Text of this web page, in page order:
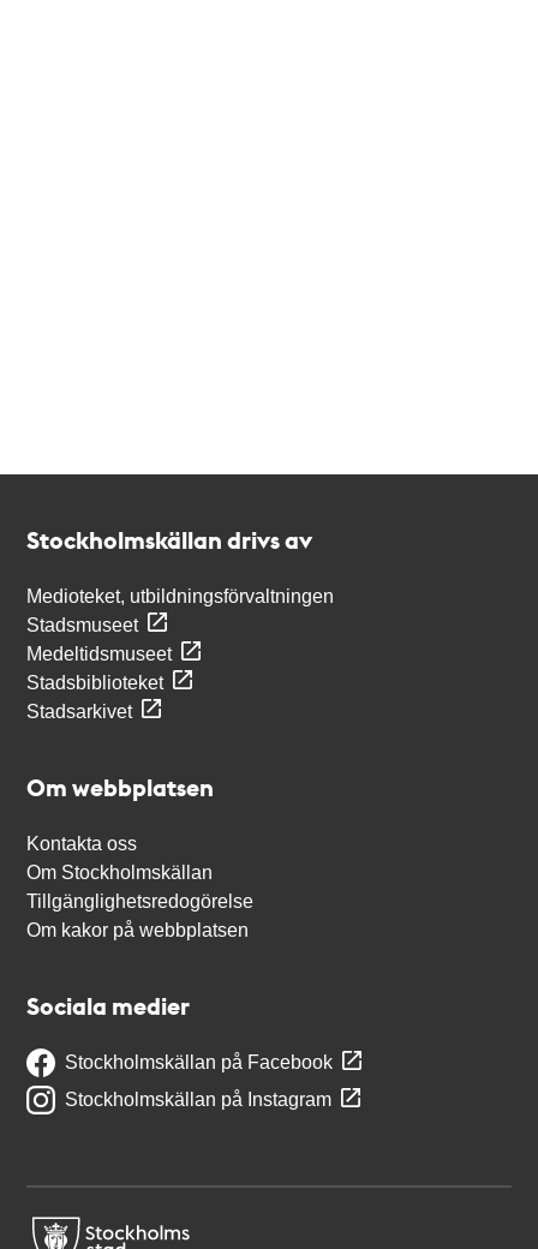
Stockholmskällan drivs av
Medioteket, utbildningsförvaltningen
Stadsmuseet
Medeltidsmuseet
Stadsbiblioteket
Stadsarkivet
Om webbplatsen
Kontakta oss
Om Stockholmskällan
Tillgänglighetsredogörelse
Om kakor på webbplatsen
Sociala medier
Stockholmskällan på Facebook
Stockholmskällan på Instagram